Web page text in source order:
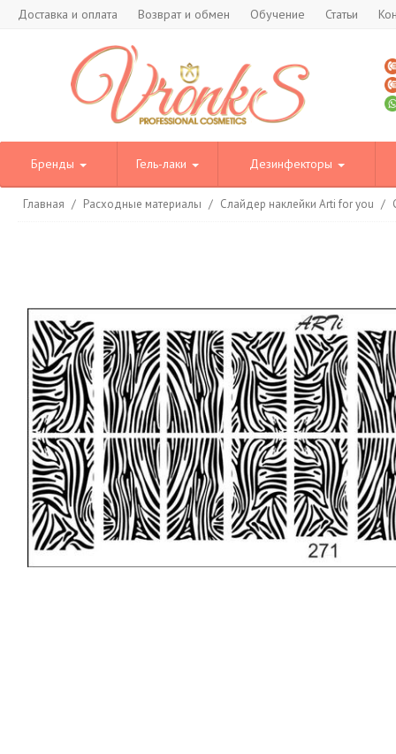
Доставка и оплата Возврат и обмен Обучение Статьи
Бренды Гель-лаки Дезинфекторы
Главная / Расходные материалы / Слайдер наклейки Arti for you /